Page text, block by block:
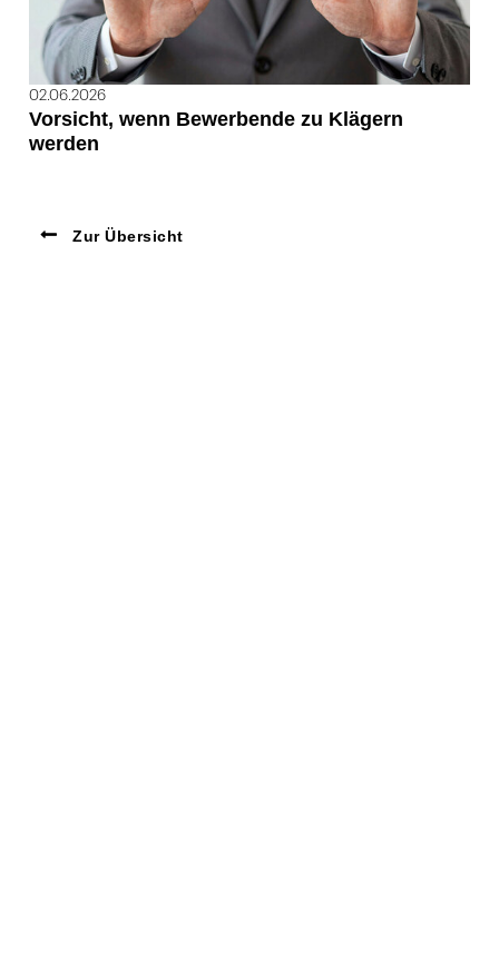
02.06.2026
Vorsicht, wenn Bewerbende zu Klägern
werden
Zur Übersicht